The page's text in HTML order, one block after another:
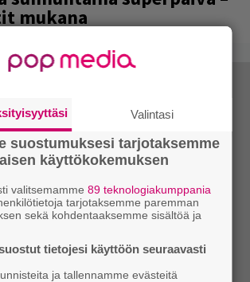
mukana
Valintasi
suostumuksesi tarjotaksemme
käyttökokemuksen
valitsemamme89 teknologiakumppania
tarjotaksemme paremman
sekä kohdentaaksemme sisältöä ja
tietojesi käyttöön seuraavasti
ja tallennamme evästeitä